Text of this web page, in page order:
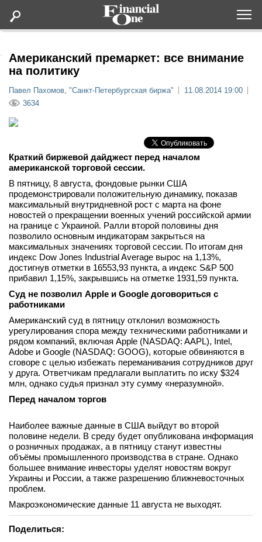
Статьи
Мероприятия
Новости
Интервью
вконтакте
телеграм
Вход
Американский премаркет: все внимание
на политику
Павел Пахомов, "Санкт-Петербургская биржа"
11.08.2014 19:00
3634
Краткий биржевой дайджест перед началом
американской торговой сессии.
В пятницу, 8 августа, фондовые рынки США
продемонстрировали положительную динамику, показав
максимальный внутридневной рост с марта на фоне
новостей о прекращении военных учений российской армии
на границе с Украиной. Ралли второй половины дня
позволило основным индикаторам закрыться на
максимальных значениях торговой сессии. По итогам дня
индекс Dow Jones Industrial Average вырос на 1,13%,
достигнув отметки в 16553,93 пункта, а индекс S&P 500
прибавил 1,15%, закрывшись на отметке 1931,59 пункта.
Суд не позволил Apple и Google договориться с
работниками
Американский суд в пятницу отклонил возможность
урегулирования спора между техническими работниками и
рядом компаний, включая Apple (NASDAQ: AAPL), Intel,
Adobe и Google (NASDAQ: GOOG), которые обвиняются в
сговоре с целью избежать переманивания сотрудников друг
у друга. Ответчикам предлагали выплатить по иску $324
млн, однако судья признал эту сумму «неразумной».
Перед началом торгов
Наиболее важные данные в США выйдут во второй
половине недели. В среду будет опубликована информация
о розничных продажах, а в пятницу станут известны
объёмы промышленного производства в стране. Однако
большее внимание инвесторы уделят новостям вокруг
Украины и России, а также разрешению ближневосточных
проблем.
Макроэкономические данные 11 августа не выходят.
Поделиться: